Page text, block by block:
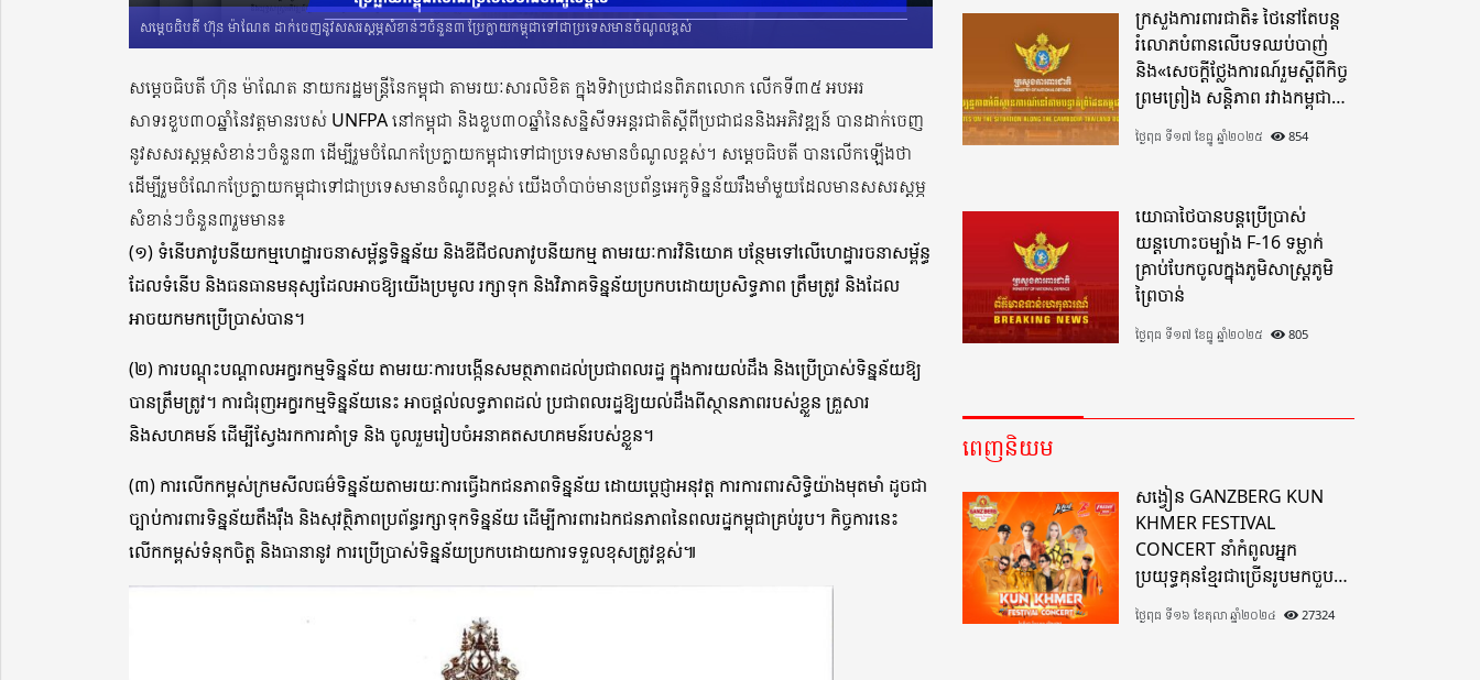
សម្ដេចធិបតី ហ៊ុន ម៉ាណែត ដាក់ចេញនូវសសរស្ដម្ភសំខាន់ៗចំនួន៣ ប្រែក្លាយកម្ពុជាទៅជាប្រទេសមានចំណូលខ្ពស់
សម្ដេចធិបតី ហ៊ុន ម៉ាណែត នាយករដ្ឋមន្រ្ដីនៃកម្ពុជា តាមរយៈសារលិខិត ក្នុងទិវាប្រជាជនពិភពលោក លើកទី៣៥ អបអរ
សាទរខួប៣០ឆ្នាំនៃវត្ដមានរបស់ UNFPA នៅកម្ពុជា និងខួប៣០ឆ្នាំនៃសន្និសីទអន្ដរជាតិស្ដីពីប្រជាជននិងអភិវឌ្ឍន៍ បានដាក់ចេញ
នូវសសរស្ដម្ភសំខាន់ៗចំនួន៣ ដើម្បីរួមចំណែកប្រែក្លាយកម្ពុជាទៅជាប្រទេសមានចំណូលខ្ពស់។ សម្ដេចធិបតី បានលើកឡើងថា
ដើម្បីរួមចំណែកប្រែក្លាយកម្ពុជាទៅជាប្រទេសមានចំណូលខ្ពស់ យើងចាំបាច់មានប្រព័ន្ធអេកូទិន្នន័យរឹងមាំមួយដែលមានសសរស្ដម្ភ
សំខាន់ៗចំនួន៣រួមមាន៖
(១) ទំនើបភាវូបនីយកម្មហេដ្ឋារចនាសម្ព័ន្ធទិន្នន័យ និងឌីជីថលភាវូបនីយកម្ម តាមរយៈការវិនិយោគ បន្ថែមទៅលើហេដ្ឋារចនាសម្ព័ន្ធ
ដែលទំនើប និងធនធានមនុស្សដែលអាចឱ្យយើងប្រមូល រក្សាទុក និងវិភាគទិន្នន័យប្រកបដោយប្រសិទ្ធភាព ត្រឹមត្រូវ និងដែល
អាចយកមកប្រើប្រាស់បាន។
(២) ការបណ្តុះបណ្តាលអក្ខរកម្មទិន្នន័យ តាមរយៈការបង្កើនសមត្ថភាពដល់ប្រជាពលរដ្ឋ ក្នុងការយល់ដឹង និងប្រើប្រាស់ទិន្នន័យឱ្យ
បានត្រឹមត្រូវ។ ការជំរុញអក្ខរកម្មទិន្នន័យនេះ អាចផ្តល់លទ្ធភាពដល់ ប្រជាពលរដ្ឋឱ្យយល់ដឹងពីស្ថានភាពរបស់ខ្លួន គ្រួសារ
និងសហគមន៍ ដើម្បីស្វែងរកការគាំទ្រ និង ចូលរួមរៀបចំអនាគតសហគមន៍របស់ខ្លួន។
(៣) ការលើកកម្ពស់ក្រមសីលធម៌ទិន្នន័យតាមរយៈការធ្វើឯកជនភាពទិន្នន័យ ដោយប្តេជ្ញាអនុវត្ត ការការពារសិទ្ធិយ៉ាងមុតមាំ ដូចជា
ច្បាប់ការពារទិន្នន័យតឹងរ៉ឹង និងសុវត្ថិភាពប្រព័ន្ធរក្សាទុកទិន្នន័យ ដើម្បីការពារឯកជនភាពនៃពលរដ្ឋកម្ពុជាគ្រប់រូប។ កិច្ចការនេះ
លើកកម្ពស់ទំនុកចិត្ត និងធានានូវ ការប្រើប្រាស់ទិន្នន័យប្រកបដោយការទទួលខុសត្រូវខ្ពស់៕
ក្រសួងការពារជាតិ៖ ថៃនៅតែបន្ត
រំលោភបំពានលើបទឈប់បាញ់
និង«សេចក្តីថ្លែងការណ៍រួមស្តីពីកិច្ច
ព្រមព្រៀង សន្តិភាព រវាងកម្ពុជា
និងថៃ»
ថ្ងៃពុធ ទី១៧ ខែធ្នូ ឆ្នាំ២០២៥ 854
យោធាថៃបានបន្តប្រើប្រាស់
យន្តហោះចម្បាំង F-16 ទម្លាក់
គ្រាប់បែកចូលក្នុងភូមិសាស្ត្រភូមិ
ព្រៃចាន់
ថ្ងៃពុធ ទី១៧ ខែធ្នូ ឆ្នាំ២០២៥ 805
ពេញនិយម
សង្វៀន GANZBERG KUN
KHMER FESTIVAL
CONCERT នាំកំពូលអ្នក
ប្រយុទ្ធគុនខ្មែរជាច្រើនរូបមកចួប
គ្នាលើសង្វៀនគុនខ្មែរតែមួយដ៏
អស្ចារ្យលើទឹកដីខេត្តបាត់ដំបង
ថ្ងៃពុធ ទី១៦ ខែតុលា ឆ្នាំ២០២៤ 27324